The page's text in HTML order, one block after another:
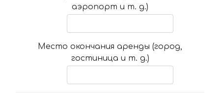
аэропорт и т. д.)
Место окончания аренды (город,
гостиница и т. д.)